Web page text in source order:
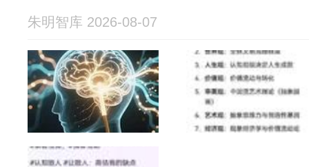
朱明智库 2026-08-07